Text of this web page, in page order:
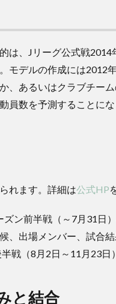
は、Jリーグ公式戦
モデルの作成には2012
、あるいはクラブチー
員数を予測することにな
れます。詳細は公式HP
ン前半戦（～7月31日
、出場メンバー、試合結
戦（8月2日～11月23日
と結合